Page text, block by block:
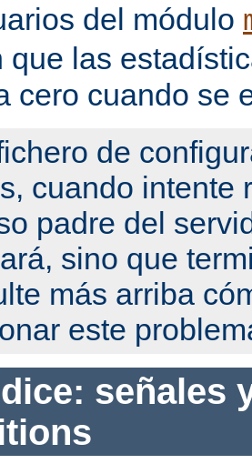
del módulo
que las
cero cuando se
de
cuando intente
padre del
sino que
más arriba
este
señales